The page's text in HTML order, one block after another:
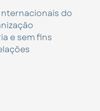
do
e sem fins